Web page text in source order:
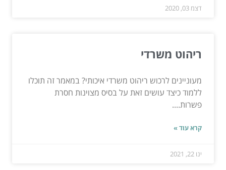
דצמ 03, 2020
ריהוט משרדי
מעוניינים לרכוש ריהוט משרדי איכותי? במאמר זה תוכלו
ללמוד כיצד עושים זאת על בסיס מצוינות חסרת
פשרות....
קרא עוד »
ינו 22, 2021